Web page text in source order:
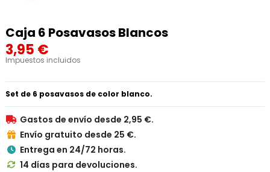
Caja 6 Posavasos Blancos
3,95 €
Impuestos incluidos
Set de 6 posavasos de color blanco.
 Gastos de envío desde 2,95 €.
 Envío gratuito desde 25 €.
 Entrega en 24/72 horas.
 14 días para devoluciones.